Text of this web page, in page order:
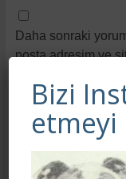
Daha sonraki
posta adresim ve
Bizi Instagram'da
Bizi
etmeyi